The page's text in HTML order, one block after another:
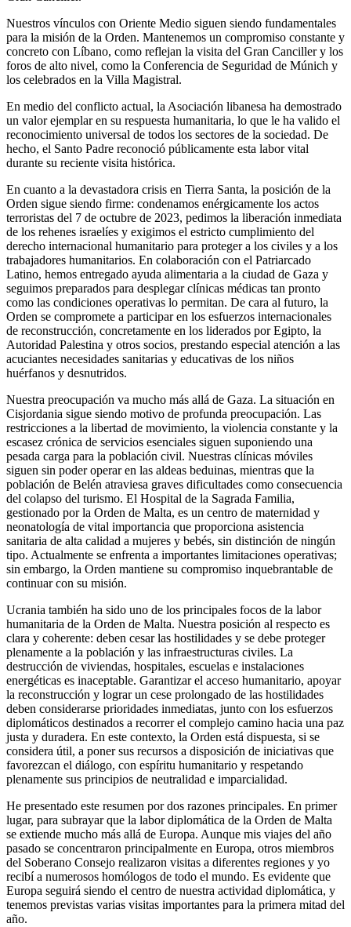
Nuestros vínculos con Oriente Medio siguen siendo fundamentales
para la misión de la Orden. Mantenemos un compromiso constante y
concreto con Líbano, como reflejan la visita del Gran Canciller y los
foros de alto nivel, como la Conferencia de Seguridad de Múnich y
los celebrados en la Villa Magistral.
En medio del conflicto actual, la Asociación libanesa ha demostrado
un valor ejemplar en su respuesta humanitaria, lo que le ha valido el
reconocimiento universal de todos los sectores de la sociedad. De
hecho, el Santo Padre reconoció públicamente esta labor vital
durante su reciente visita histórica.
En cuanto a la devastadora crisis en Tierra Santa, la posición de la
Orden sigue siendo firme: condenamos enérgicamente los actos
terroristas del 7 de octubre de 2023, pedimos la liberación inmediata
de los rehenes israelíes y exigimos el estricto cumplimiento del
derecho internacional humanitario para proteger a los civiles y a los
trabajadores humanitarios. En colaboración con el Patriarcado
Latino, hemos entregado ayuda alimentaria a la ciudad de Gaza y
seguimos preparados para desplegar clínicas médicas tan pronto
como las condiciones operativas lo permitan. De cara al futuro, la
Orden se compromete a participar en los esfuerzos internacionales
de reconstrucción, concretamente en los liderados por Egipto, la
Autoridad Palestina y otros socios, prestando especial atención a las
acuciantes necesidades sanitarias y educativas de los niños
huérfanos y desnutridos.
Nuestra preocupación va mucho más allá de Gaza. La situación en
Cisjordania sigue siendo motivo de profunda preocupación. Las
restricciones a la libertad de movimiento, la violencia constante y la
escasez crónica de servicios esenciales siguen suponiendo una
pesada carga para la población civil. Nuestras clínicas móviles
siguen sin poder operar en las aldeas beduinas, mientras que la
población de Belén atraviesa graves dificultades como consecuencia
del colapso del turismo. El Hospital de la Sagrada Familia,
gestionado por la Orden de Malta, es un centro de maternidad y
neonatología de vital importancia que proporciona asistencia
sanitaria de alta calidad a mujeres y bebés, sin distinción de ningún
tipo. Actualmente se enfrenta a importantes limitaciones operativas;
sin embargo, la Orden mantiene su compromiso inquebrantable de
continuar con su misión.
Ucrania también ha sido uno de los principales focos de la labor
humanitaria de la Orden de Malta. Nuestra posición al respecto es
clara y coherente: deben cesar las hostilidades y se debe proteger
plenamente a la población y las infraestructuras civiles. La
destrucción de viviendas, hospitales, escuelas e instalaciones
energéticas es inaceptable. Garantizar el acceso humanitario, apoyar
la reconstrucción y lograr un cese prolongado de las hostilidades
deben considerarse prioridades inmediatas, junto con los esfuerzos
diplomáticos destinados a recorrer el complejo camino hacia una paz
justa y duradera. En este contexto, la Orden está dispuesta, si se
considera útil, a poner sus recursos a disposición de iniciativas que
favorezcan el diálogo, con espíritu humanitario y respetando
plenamente sus principios de neutralidad e imparcialidad.
He presentado este resumen por dos razones principales. En primer
lugar, para subrayar que la labor diplomática de la Orden de Malta
se extiende mucho más allá de Europa. Aunque mis viajes del año
pasado se concentraron principalmente en Europa, otros miembros
del Soberano Consejo realizaron visitas a diferentes regiones y yo
recibí a numerosos homólogos de todo el mundo. Es evidente que
Europa seguirá siendo el centro de nuestra actividad diplomática, y
tenemos previstas varias visitas importantes para la primera mitad del
año.